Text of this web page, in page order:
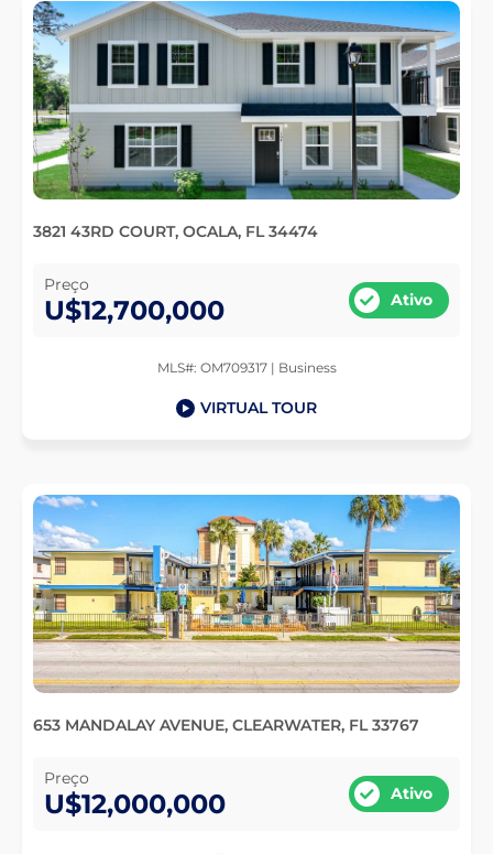
3821 43RD COURT, OCALA, FL 34474
Preço
U$12,700,000 Ativo
MLS#: OM709317 | Business
VIRTUAL TOUR
653 MANDALAY AVENUE, CLEARWATER, FL 33767
Preço
U$12,000,000 Ativo